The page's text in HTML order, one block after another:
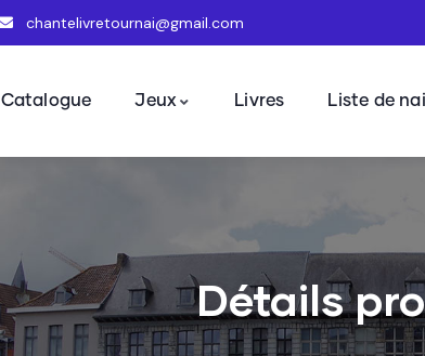
chantelivretournai@gmail.com
Catalogue Jeux Livres Liste de
Détails